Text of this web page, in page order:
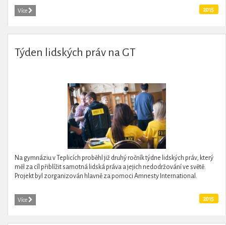
Více 2015
Týden lidských práv na GT
Na gymnáziu v Teplicích proběhl již druhý ročník týdne lidských práv, který
měl za cíl přiblížit samotná lidská práva a jejich nedodržování ve světě.
Projekt byl zorganizován hlavně za pomoci Amnesty International.
Více 2015